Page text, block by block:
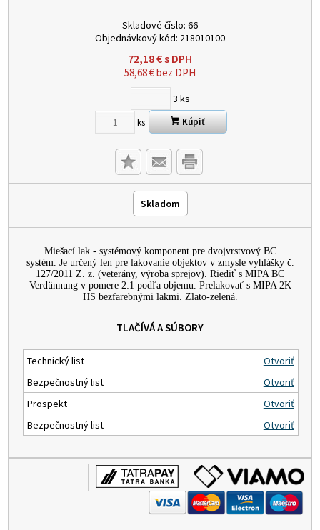
Skladové číslo: 66
Objednávkový kód: 218010100
72,18€s DPH
58,68€bez DPH
3 ks
ks Kúpiť
Skladom
Miešací lak - systémový komponent pre dvojvrstvový BC
systém. Je určený len pre lakovanie objektov v zmysle vyhlášky č.
127/2011 Z. z. (veterány, výroba sprejov). Riediť s MIPA BC
Verdünnung v pomere 2:1 podľa objemu. Prelakovať s MIPA 2K
HS bezfarebnými lakmi. Zlato-zelená.
TLAČÍVÁ A SÚBORY
Technický list
Otvoriť
Bezpečnostný list
Otvoriť
Prospekt
Otvoriť
Bezpečnostný list
Otvoriť